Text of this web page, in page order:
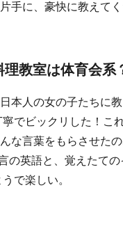
手に、豪快に教えてく
教室は体育会系
日本人の女の子たちに
寧でビックリした！こ
な言葉をもらさせた
の英語と、覚えたて
で楽しい。